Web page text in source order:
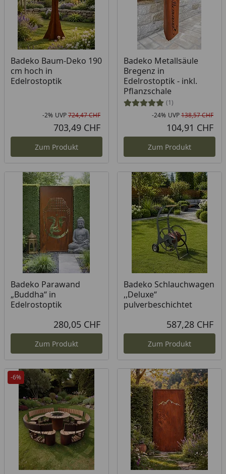
Badeko Baum-Deko 190
cm hoch in
Edelrostoptik
Rabatt in Prozent
-2%
Ursprünglicher Preis
UVP724,47 CHF
703,49 CHF
Zum Produkt
Badeko Metallsäule
Bregenz in
Edelrostoptik - inkl.
Pflanzschale
(1)
-24% UVP138,57 CHF
104,91 CHF
Zum Produkt
Badeko Parawand
„Buddha“ in
Edelrostoptik
280,05 CHF
Zum Produkt
Badeko Schlauchwagen
,,Deluxe“
pulverbeschichtet
587,28 CHF
Zum Produkt
-6%